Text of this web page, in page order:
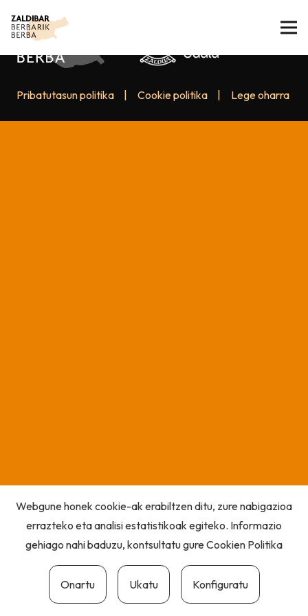
Pribatutasun politika Cookie politika Lege oharra
Webgune honek cookie-ak erabiltzen ditu, zure nabigazioa
errazteko eta analisi estatistikoak egiteko. Informazio
gehiago nahi baduzu, kontsultatu gureCookien Politika
Onartu Ukatu Konfiguratu